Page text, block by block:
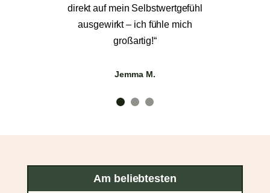
direkt auf mein Selbstwertgefühl
ausgewirkt – ich fühle mich
großartig!“
Jemma M.
Am beliebtesten